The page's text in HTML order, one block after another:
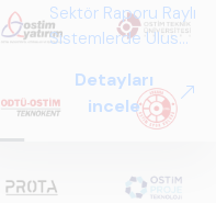
Sektör Raporu Raylı
Sistemlerde Ulusal
Perspektif ARUS
tarafından
ve Küresel
Detayları
incele